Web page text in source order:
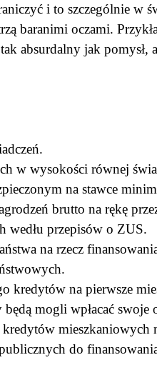
i to szczególnie w
oczami.
absurdalny jak pomysł,
w wysokości równej
na stawce
brutto na rękę
wedłu przepisów o ZUS.
na rzecz
na pierwsze
mogli wpłacać
mieszkaniowych
do